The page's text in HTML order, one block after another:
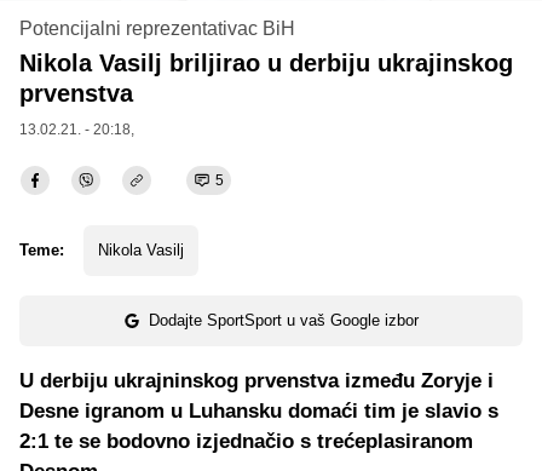
Potencijalni reprezentativac BiH
Nikola Vasilj briljirao u derbiju ukrajinskog
prvenstva
13.02.21. - 20:18,
5
Teme: Nikola Vasilj
Dodajte SportSport u vaš Google izbor
U derbiju ukrajninskog prvenstva između Zoryje i
Desne igranom u Luhansku domaći tim je slavio s
2:1 te se bodovno izjednačio s trećeplasiranom